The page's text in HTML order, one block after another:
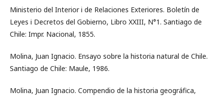
Ministerio del Interior i de Relaciones Exteriores. Boletín de
Leyes i Decretos del Gobierno, Libro XXIII, N°1. Santiago de
Chile: Impr. Nacional, 1855.
Molina, Juan Ignacio. Ensayo sobre la historia natural de Chile.
Santiago de Chile: Maule, 1986.
Molina, Juan Ignacio. Compendio de la historia geográfica,